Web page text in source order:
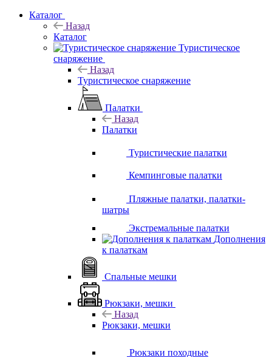
Каталог
Назад
Каталог
Туристическое
снаряжение
Назад
Туристическое снаряжение
Палатки
Назад
Палатки
Туристические палатки
Кемпинговые палатки
Пляжные палатки, палатки-
шатры
Экстремальные палатки
Дополнения
к палаткам
Спальные мешки
Рюкзаки, мешки
Назад
Рюкзаки, мешки
Рюкзаки походные